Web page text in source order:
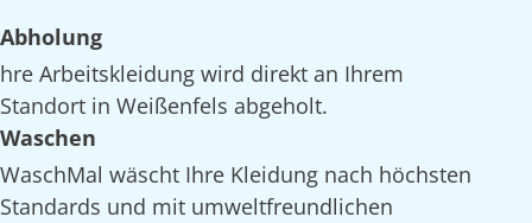
Abholung
hre Arbeitskleidung wird direkt an Ihrem
Standort in Weißenfels abgeholt.
Waschen
WaschMal wäscht Ihre Kleidung nach höchsten
Standards und mit umweltfreundlichen